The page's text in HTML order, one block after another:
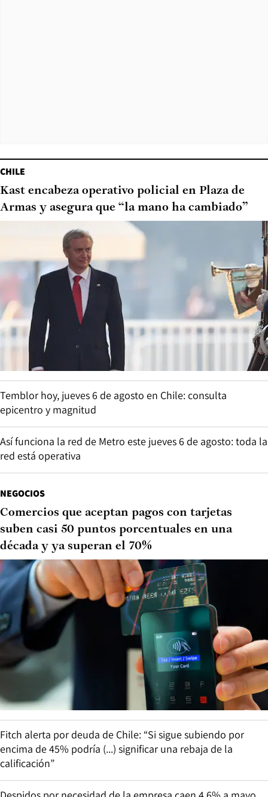
CHILE
Kast encabeza operativo policial en Plaza de
Armas y asegura que “la mano ha cambiado”
Temblor hoy, jueves 6 de agosto en Chile: consulta
epicentro y magnitud
Así funciona la red de Metro este jueves 6 de agosto: toda la
red está operativa
NEGOCIOS
Comercios que aceptan pagos con tarjetas
suben casi 50 puntos porcentuales en una
década y ya superan el 70%
Fitch alerta por deuda de Chile: “Si sigue subiendo por
encima de 45% podría (...) significar una rebaja de la
calificación”